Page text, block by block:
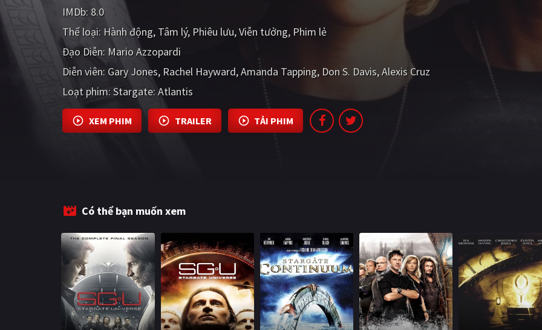
IMDb: 8.0
Thể loại: Hành động Tâm lý Phiêu lưu Viễn tưởng Phim lẻ
Đạo Diễn: Mario Azzopardi
Diễn viên: Gary Jones Rachel Hayward Amanda Tapping Don S. Davis Alexis Cruz
Loạt phim: Stargate: Atlantis
XEM PHIM TRAILER TẢI PHIM
Có thể bạn muốn xem